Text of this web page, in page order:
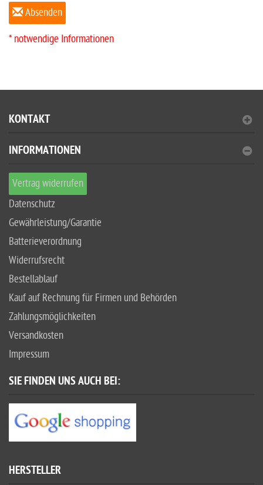
Absenden
* notwendige Informationen
KONTAKT
INFORMATIONEN
Vertrag widerrufen
Datenschutz
Gewährleistung/Garantie
Batterieverordnung
Widerrufsrecht
Bestellablauf
Kauf auf Rechnung für Firmen und Behörden
Zahlungsmöglichkeiten
Versandkosten
Impressum
SIE FINDEN UNS AUCH BEI:
HERSTELLER